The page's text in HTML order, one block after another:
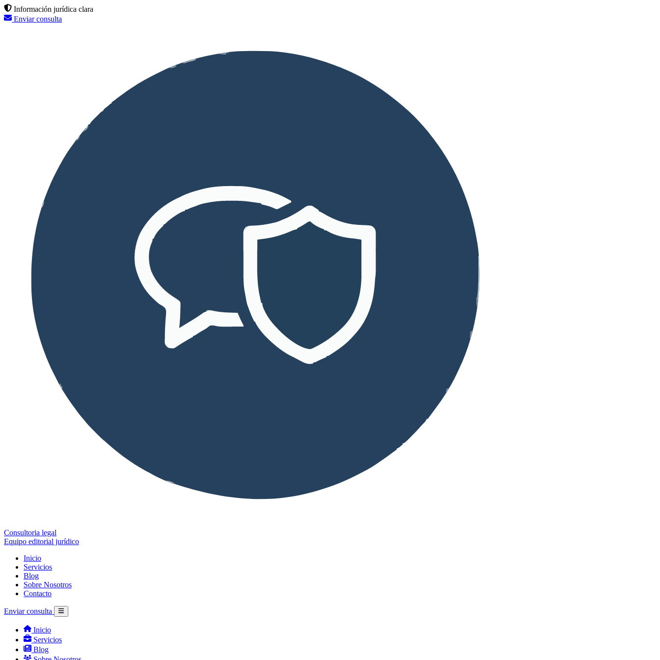
Información jurídica clara
Enviar consulta
Consultoria legal
Equipo editorial jurídico
Inicio
Servicios
Blog
Sobre Nosotros
Contacto
Enviar consulta
Inicio
Servicios
Blog